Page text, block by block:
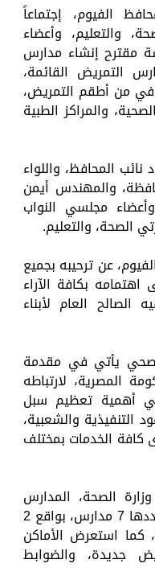
الفيوم، إجتماعاً
والتعليم، وأعضاء
مقترح إنشاء مدارس
التمريض القائمة،
من أطقم التمريض،
والمراكز الطبية
المحافظ، واللواء
والمهندس أيمن
مجلسي النواب
الصحة، والتعليم.
عن ترحيبه بجميع
بكافة الآراء
الصالح العام لأبناء
يأتي في مقدمة
المصرية، لارتباطه
أهمية تعظيم سبل
التنفيذية والشعبية،
الخدمات بمختلف
الصحة، المدارس
الثانوية الفنية للتمريض والبالغ عددها 7 مدارس، بواقع 2
للبنات، كما استعرض الأماكن
جديدة، والضوابط